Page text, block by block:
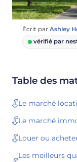
Écrit par Ashley
vérifié par
Table des
Le marché
Le marché
Louer ou
Les meilleurs